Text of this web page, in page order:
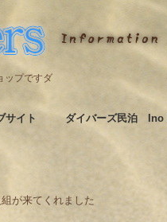
ップですダ
サイト ダイバーズ民泊 Ino
が来てくれました